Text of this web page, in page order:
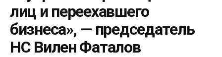
лиц и переехавшего
бизнеса», — председатель
НС Вилен Фаталов